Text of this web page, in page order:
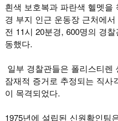
흰색 보호복과 파란색 헬멧을
경 부지 인근 운동장 근처에
전 11시 20분경, 600명의 경
동했다.
일부 경찰관들은 폴리스티렌
잠재적 증거로 추정되는 직사
이 목격되었다.
1975년에 설립된 신원확인팀